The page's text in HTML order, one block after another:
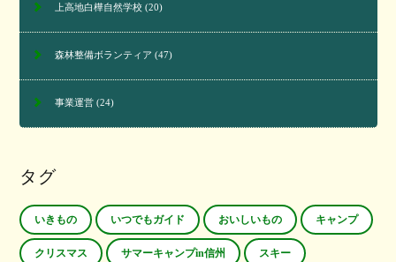
上高地白樺自然学校(20)
森林整備ボランティア (47)
事業運営(24)
タグ
いきもの いつでもガイド おいしいもの キャンプ
クリスマス サマーキャンプin信州 スキー